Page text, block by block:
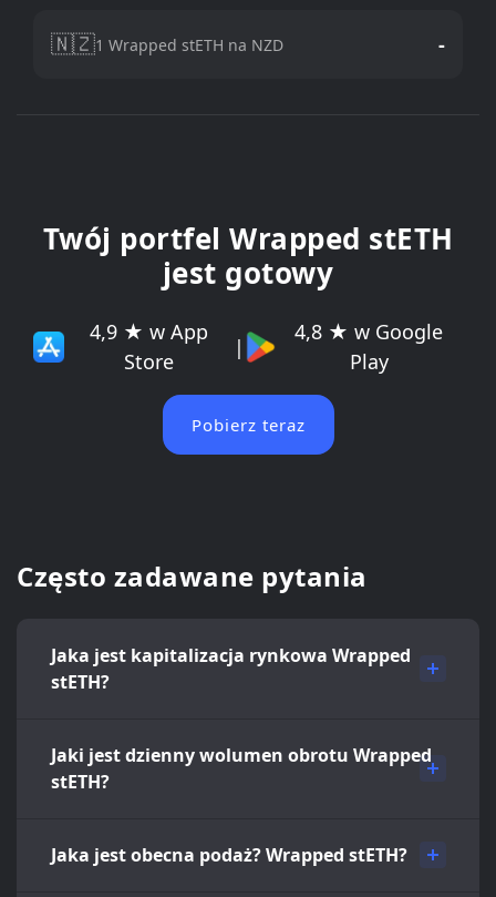
🇳🇿1 Wrapped stETH na NZD -
Twój portfel Wrapped stETH
jest gotowy
4,9 ★ w App
Store
|
4,8 ★ w Google
Play
Pobierz teraz
Często zadawane pytania
Jaka jest kapitalizacja rynkowa Wrapped
stETH?
Jaki jest dzienny wolumen obrotu Wrapped
stETH?
Jaka jest obecna podaż? Wrapped stETH?